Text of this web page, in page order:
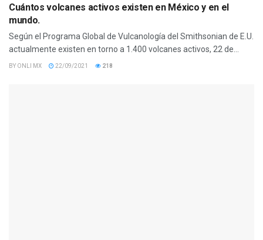
Cuántos volcanes activos existen en México y en el
mundo.
Según el Programa Global de Vulcanología del Smithsonian de E.U.
actualmente existen en torno a 1.400 volcanes activos, 22 de...
BY ONLI MX 22/09/2021 218